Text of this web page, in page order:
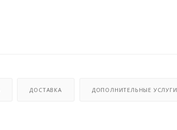
ДОСТАВКА ДОПОЛНИТЕЛЬНЫЕ УСЛУГИ